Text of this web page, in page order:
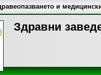
Здравни
и